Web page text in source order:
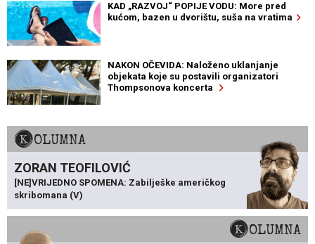
KAD „RAZVOJ“ POPIJE VODU: More pred
kućom, bazen u dvorištu, suša na vratima
NAKON OČEVIDA: Naloženo uklanjanje
objekata koje su postavili organizatori
Thompsonova koncerta
KOLUMNA
ZORAN TEOFILOVIĆ
[NE]VRIJEDNO SPOMENA: Zabilješke američkog
skribomana (V)
KOLUMNA